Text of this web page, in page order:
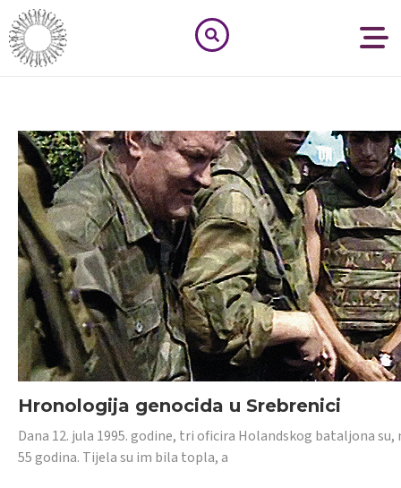
Hronologija genocida u Srebrenici
Dana 12. jula 1995. godine, tri oficira Holandskog bataljona
55 godina. Tijela su im bila topla, a